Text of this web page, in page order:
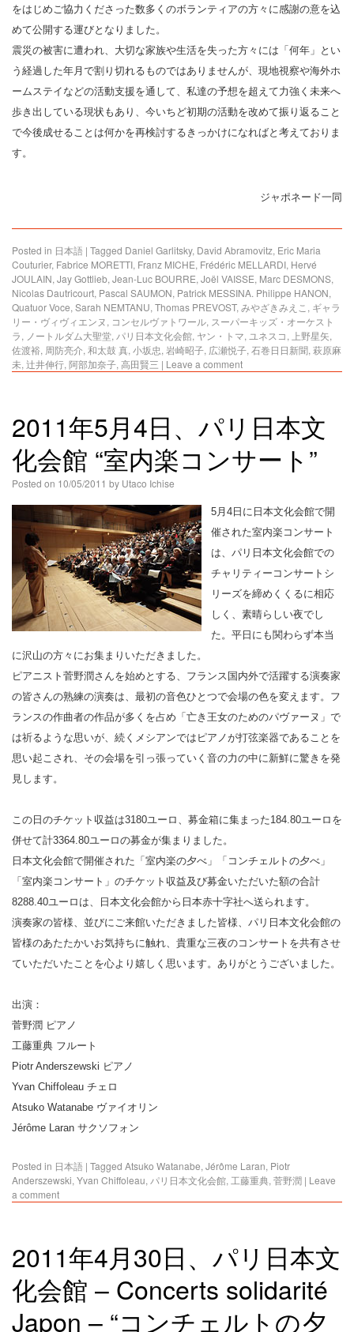
をはじめご協力くださった数多くのボランティアの方々に感謝の意を込
めて公開する運びとなりました。
震災の被害に遭われ、大切な家族や生活を失った方々には「何年」とい
う経過した年月で割り切れるものではありませんが、現地視察や海外ホ
ームステイなどの活動支援を通して、私達の予想を超えて力強く未来へ
歩き出している現状もあり、今いちど初期の活動を改めて振り返ること
で今後成せることは何かを再検討するきっかけになればと考えておりま
す。
ジャポネード一同
Posted in 日本語 | Tagged Daniel Garlitsky, David Abramovitz, Eric Maria
Couturier, Fabrice MORETTI, Franz MICHE, Frédéric MELLARDI, Hervé
JOULAIN, Jay Gottlieb, Jean-Luc BOURRE, Joël VAISSE, Marc DESMONS,
Nicolas Dautricourt, Pascal SAUMON, Patrick MESSINA. Philippe HANON,
Quatuor Voce, Sarah NEMTANU, Thomas PREVOST, みやざきみえこ , ギャラ
リー・ヴィヴィエンヌ, コンセルヴァトワール, スーパーキッズ・オーケスト
ラ, ノートルダム大聖堂, パリ日本文化会館, ヤン・トマ, ユネスコ, 上野星矢,
佐渡裕, 周防亮介, 和太鼓 真, 小坂忠, 岩崎昭子, 広瀬悦子, 石巻日日新聞, 萩原麻
未, 辻井伸行, 阿部加奈子, 高田賢三 | Leave a comment
2011年5月4日、パリ日本文
化会館 “室内楽コンサート”
Posted on 10/05/2011 by Utaco Ichise
5月4日に日本文化会館で開
催された室内楽コンサート
は、パリ日本文化会館での
チャリティーコンサートシ
リーズを締めくくるに相応
しく、素晴らしい夜でし
た。平日にも関わらず本当
に沢山の方々にお集まりいただきました。
ピアニスト菅野潤さんを始めとする、フランス国内外で活躍する演奏家
の皆さんの熟練の演奏は、最初の音色ひとつで会場の色を変えます。フ
ランスの作曲者の作品が多くを占め「亡き王女のためのパヴァーヌ」で
は祈るような思いが、続くメシアンではピアノが打弦楽器であることを
思い起こされ、その会場を引っ張っていく音の力の中に新鮮に驚きを発
見します。
この日のチケット収益は3180ユーロ、募金箱に集まった184.80ユーロを
併せて計3364.80ユーロの募金が集まりました。
日本文化会館で開催された「室内楽の夕べ」「コンチェルトの夕べ」
「室内楽コンサート」のチケット収益及び募金いただいた額の合計
8288.40ユーロは、日本文化会館から日本赤十字社へ送られます。
演奏家の皆様、並びにご来館いただきました皆様、パリ日本文化会館の
皆様のあたたかいお気持ちに触れ、貴重な三夜のコンサートを共有させ
ていただいたことを心より嬉しく思います。ありがとうございました。
出演：
菅野潤 ピアノ
工藤重典 フルート
Piotr Anderszewski ピアノ
Yvan Chiffoleau チェロ
Atsuko Watanabe ヴァイオリン
Jérôme Laran サクソフォン
Posted in 日本語 | Tagged Atsuko Watanabe, Jérôme Laran, Piotr
Anderszewski, Yvan Chiffoleau, パリ日本文化会館, 工藤重典, 菅野潤 | Leave
a comment
2011年4月30日、パリ日本文
化会館 – Concerts solidarité
Japon – “コンチェルトの夕